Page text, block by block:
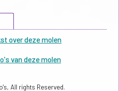
over deze molen
van deze molen
All rights Reserved.